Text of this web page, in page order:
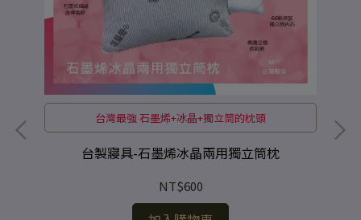
台灣最強 石墨烯+冰晶+獨立筒的枕頭
台製寢具-石墨烯冰晶兩用獨立筒枕
NT$600